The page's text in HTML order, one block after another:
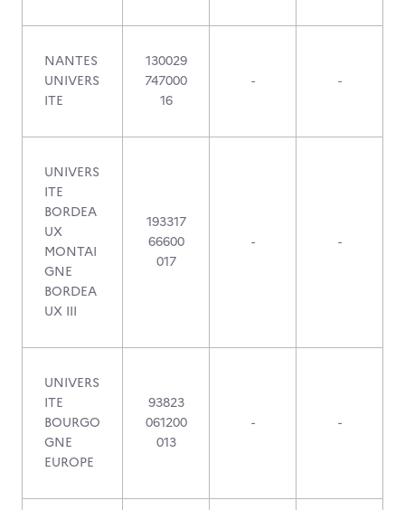
NANTES
UNIVERS
ITE
130029
747000
16
- -
UNIVERS
ITE
BORDEA
UX
MONTAI
GNE
BORDEA
UX III
193317
66600
017
- -
UNIVERS
ITE
BOURGO
GNE
EUROPE
93823
061200
013
- -